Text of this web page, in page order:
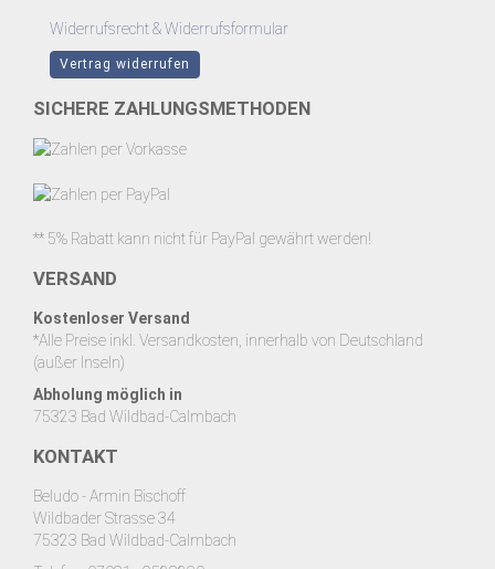
Widerrufsrecht & Widerrufsformular
Vertrag widerrufen
SICHERE ZAHLUNGSMETHODEN
** 5% Rabatt kann nicht für PayPal gewährt werden!
VERSAND
Kostenloser Versand
*Alle Preise inkl. Versandkosten, innerhalb von Deutschland
(außer Inseln)
Abholung möglich in
75323 Bad Wildbad-Calmbach
KONTAKT
Beludo - Armin Bischoff
Wildbader Strasse 34
75323 Bad Wildbad-Calmbach